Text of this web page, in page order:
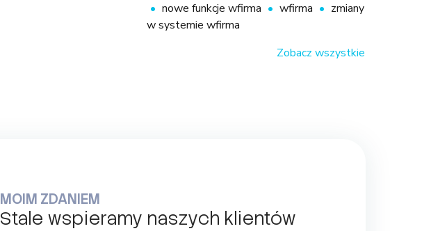
nowe funkcje wfirma
wfirma
zmiany
w systemie wfirma
Zobacz wszystkie
MOIM ZDANIEM
Stale wspieramy naszych klientów